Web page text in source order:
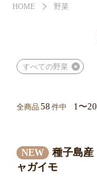
HOME 野菜
すべての野菜
全商品58 件中 1〜20
NEW
種子島
ャガイモ